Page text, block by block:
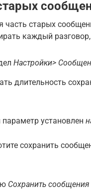
часть старых
каждый
Настройки>
длительность
установлен
сохранить
Сохранить сообщения